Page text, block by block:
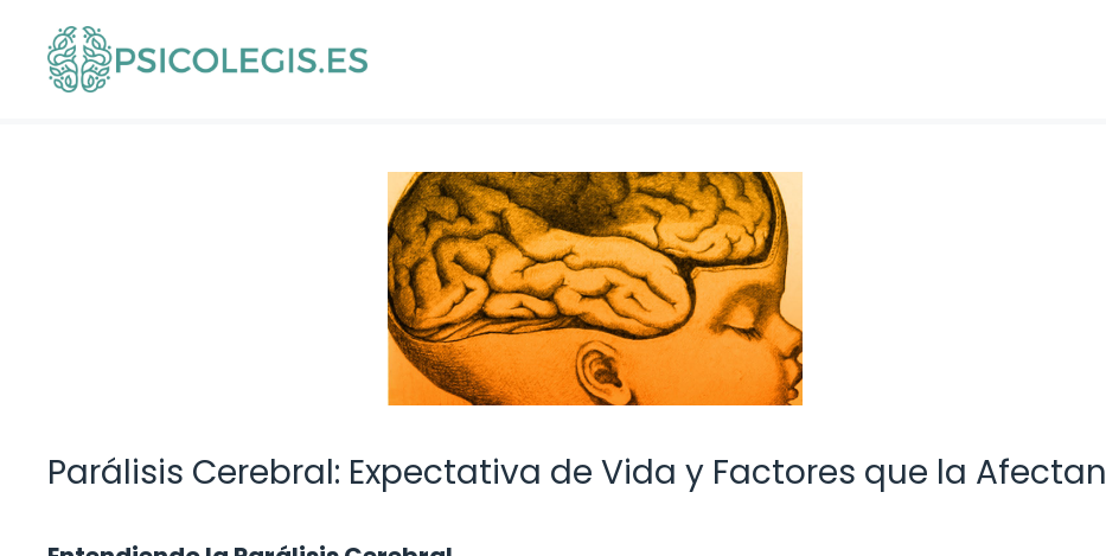
contenido
Parálisis Cerebral: Expectativa de Vida y Factores que la Afectan